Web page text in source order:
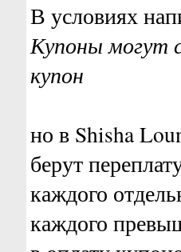
В условиях
Купоны могут
купон
но в Shisha
берут
каждого
каждого